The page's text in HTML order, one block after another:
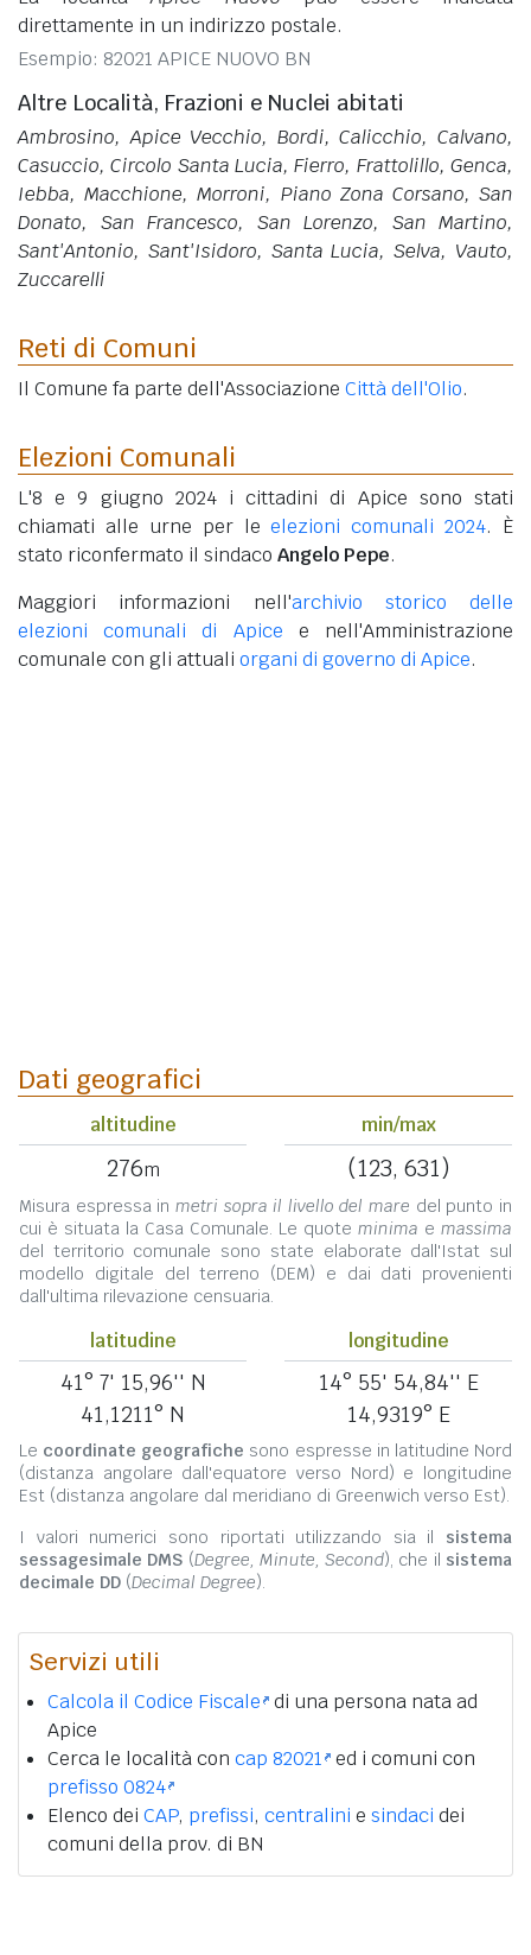
direttamente in un indirizzo postale.
Esempio: 82021 APICE NUOVO BN
Altre Località, Frazioni e Nuclei abitati
Ambrosino, Apice Vecchio, Bordi, Calicchio, Calvano,
Casuccio, Circolo Santa Lucia, Fierro, Frattolillo, Genca,
Iebba, Macchione, Morroni, Piano Zona Corsano, San
Donato, San Francesco, San Lorenzo, San Martino,
Sant'Antonio, Sant'Isidoro, Santa Lucia, Selva, Vauto,
Zuccarelli
Reti di Comuni
Il Comune fa parte dell'Associazione Città dell'Olio.
Elezioni Comunali
L'8 e 9 giugno 2024 i cittadini di Apice sono stati
chiamati alle urne per leelezioni comunali 2024. È
stato riconfermato il sindaco Angelo Pepe.
Maggiori informazioni nell'archivio storico delle
elezioni comunali di Apice e nell'Amministrazione
comunale con gli attuali organi di governo di Apice.
Dati geografici
altitudine
276m
min/max
(123, 631)
Misura espressa in metri sopra il livello del mare del punto in
cui è situata la Casa Comunale. Le quote minima e massima
del territorio comunale sono state elaborate dall'Istat sul
modello digitale del terreno (DEM) e dai dati provenienti
dall'ultima rilevazione censuaria.
latitudine
41° 7' 15,96'' N
41,1211° N
longitudine
14° 55' 54,84'' E
14,9319° E
Le coordinate geografiche sono espresse in latitudine Nord
(distanza angolare dall'equatore verso Nord) e longitudine
Est (distanza angolare dal meridiano di Greenwich verso Est).
I valori numerici sono riportati utilizzando sia il sistema
sessagesimale DMS (Degree, Minute, Second), che il sistema
decimale DD (Decimal Degree).
Servizi utili
Calcola il Codice Fiscale di una persona nata ad
Apice
Cerca le località con cap 82021 ed i comuni con
prefisso 0824
Elenco dei CAP, prefissi, centralini e sindaci dei
comuni della prov. di BN